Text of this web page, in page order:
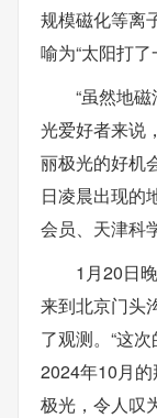
规模磁化等离
喻为“太阳打了
“虽然地
光爱好者来说
丽极光的好机
日凌晨出现的
会员、天津科
1月20日
来到北京门头
了观测。“这
2024年10月
极光，令人叹